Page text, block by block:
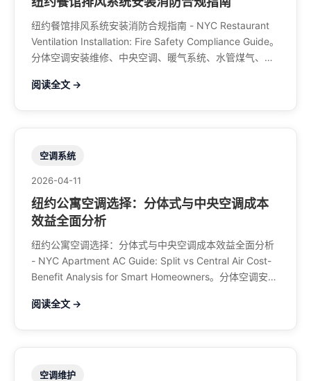
纽约餐馆排风系统安装消防合规指南 - NYC Restaurant
Ventilation Installation: Fire Safety Compliance Guide。
分体空调安装维修、中央空调、暖气系统、水管煤气、餐
阅读全文 →
空调系统
2026-04-11
纽约公寓空调选择：分体式与中央空调成本
效益全面分析
纽约公寓空调选择：分体式与中央空调成本效益全面分析
- NYC Apartment AC Guide: Split vs Central Air Cost-
Benefit Analysis for Smart Homeowners。分体空调安装
拉充电桩。电话：929-708-8979
阅读全文 →
空调维护